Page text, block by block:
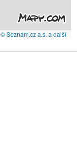
© Seznam.cz a.s. a další